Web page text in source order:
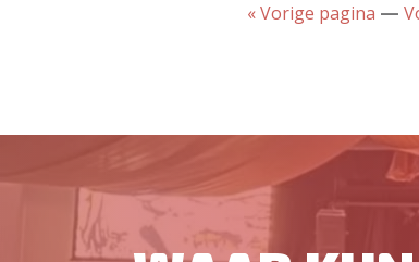
« Vorige pagina —